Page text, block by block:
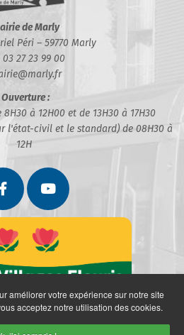
de Marly
Péri – 59770 Marly
03 27 23 99 00
Ouverture :
à 12H00 et de 13H30 à 17H30
l'état-civil et le standard) de 08H30 à
12H
améliorer votre expérience sur notre site
acceptez notre utilisation des cookies.